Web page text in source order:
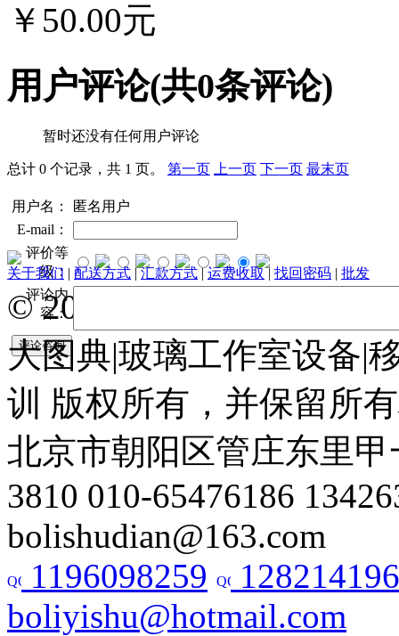
￥50.00元
用户评论(共0条评论)
暂时还没有任何用户评论
总计 0 个记录，共 1 页。 第一页 上一页 下一页 最末页
用户名：
匿名用户
E-mail：
评价等
级：
评论内
容：
关于我们 | 配送方式 |汇款方式 |运费收取| 找回密码 | 批发
© 2005-2026 北京翰林轩
大图典|玻璃工作室设备|
训 版权所有，并保留所
北京市朝阳区管庄东里甲
3810 010-65476186
bolishudian@163.com
1196098259
boliyishu@hotmail.com